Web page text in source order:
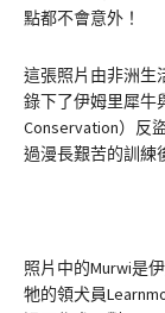
點都不會意外！
這張照片由非洲生
錄下了伊姆里犀牛
Conservation）反
過漫長艱苦的訓練
照片中的Murwi是
牠的領犬員